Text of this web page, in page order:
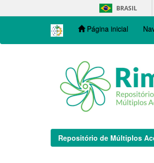
navigation
BRASIL
Página inicial
Repositório de Múltiplos